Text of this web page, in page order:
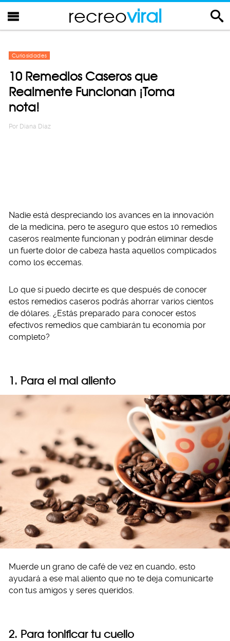
recreoviral
Curiosidades
10 Remedios Caseros que
Realmente Funcionan ¡Toma
nota!
Por Diana Diaz
Nadie está despreciando los avances en la innovación
de la medicina, pero te aseguro que estos 10 remedios
caseros realmente funcionan y podrán eliminar desde
un fuerte dolor de cabeza hasta aquellos complicados
como los eccemas.
Lo que sí puedo decirte es que después de conocer
estos remedios caseros podrás ahorrar varios cientos
de dólares. ¿Estás preparado para conocer estos
efectivos remedios que cambiarán tu economía por
completo?
1. Para el mal aliento
Muerde un grano de café de vez en cuando, esto
ayudará a ese mal aliento que no te deja comunicarte
con tus amigos y seres queridos.
2. Para tonificar tu cuello